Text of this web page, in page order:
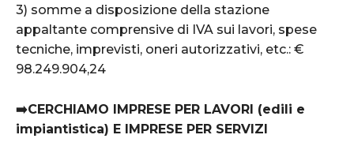
3) somme a disposizione della stazione
appaltante comprensive di IVA sui lavori, spese
tecniche, imprevisti, oneri autorizzativi, etc.: €
98.249.904,24
➡️CERCHIAMO IMPRESE PER LAVORI (edili e
impiantistica) E IMPRESE PER SERVIZI